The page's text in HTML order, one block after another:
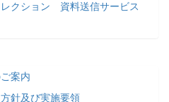
クション 資料送信サービス
案内
針及び実施要領